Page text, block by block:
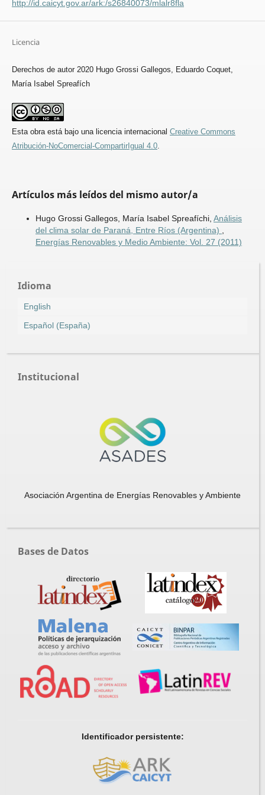
http://id.caicyt.gov.ar/ark:/s26840073/mlalr8fla
Licencia
Derechos de autor 2020 Hugo Grossi Gallegos, Eduardo Coquet,
María Isabel Spreafích
Esta obra está bajo una licencia internacional Creative Commons
Atribución-NoComercial-CompartirIgual 4.0.
Artículos más leídos del mismo autor/a
Hugo Grossi Gallegos, María Isabel Spreafíchi, Análisis
del clima solar de Paraná, Entre Ríos (Argentina)
Energías Renovables y Medio Ambiente: Vol. 27 (2011)
Idioma
English
Español (España)
Institucional
Asociación Argentina de Energías Renovables y Ambiente
Bases de Datos
Identificador persistente: